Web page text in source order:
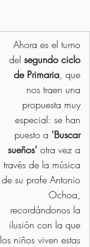
Ahora es el turno
del segundo ciclo
de Primaria, que
nos traen una
propuesta muy
especial: se han
puesto a 'Buscar
sueños' otra vez a
través de la música
de su profe Antonio
Ochoa,
recordándonos la
ilusión con la que
los niños viven estas